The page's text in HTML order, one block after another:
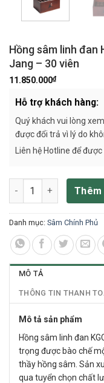
Hồng sâm linh đan
Jang – 30 viên
11.850.000₫
Hỗ trợ khách hàng:
Quý khách vui lòng
được đổi trả vì lý do
Liên hệ Hotline để
Hồng sâm linh đan
Danh mục: Sâm Chính Phủ
MÔ TẢ
THÔNG TIN THANH
Mô tả sản phẩm
Hồng sâm linh đan
trọng được bào chế
thầy hồng sâm. Sản
qua tuyển chọn chất